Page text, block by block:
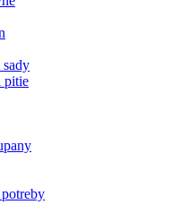
sady
pitie